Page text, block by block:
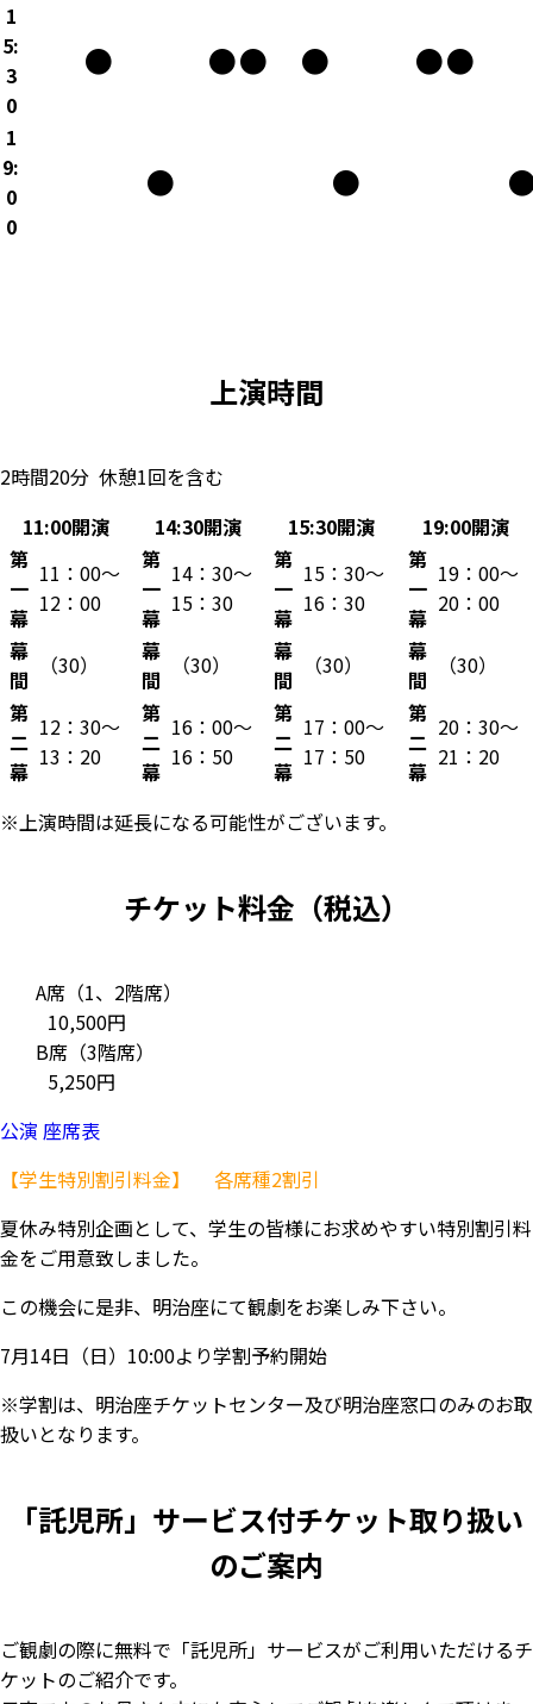
1
5:
3
0
● ●● ● ●●
1
9:
0
0
● ●
上演時間
2時間20分 休憩1回を含む
11:00開演
14:30開演 15:30開演
19:00開演
第
一
幕
11：00～
12：00
第
一
幕
14：30～
15：30
第
一
幕
15：30～
16：30
第
一
幕
19：00～
20：00
幕
間
（30）
幕
間
（30）
幕
間
（30）
幕
間
（30）
第
二
幕
12：30～
13：20
第
二
幕
16：00～
16：50
第
二
幕
17：00～
17：50
第
二
幕
20：30～
21：20
※上演時間は延長になる可能性がございます。
チケット料金（税込）
A席（1、2階席）
10,500円
B席（3階席）
5,250円
公演 座席表
【学生特別割引料金】 各席種2割引
夏休み特別企画として、学生の皆様にお求めやすい特別割引料
金をご用意致しました。
この機会に是非、明治座にて観劇をお楽しみ下さい。
7月14日（日）10:00より学割予約開始
※学割は、明治座チケットセンター及び明治座窓口のみのお取
扱いとなります。
「託児所」サービス付チケット取り扱い
のご案内
ご観劇の際に無料で「託児所」サービスがご利用いただけるチ
ケットのご紹介です。